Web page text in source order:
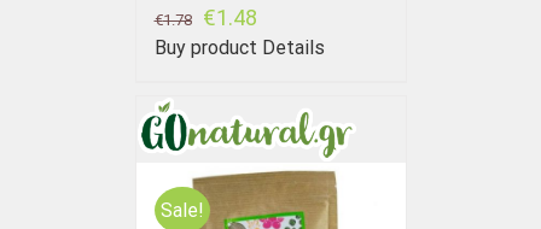
€1.78 €1.48
Buy product Details
Sale!